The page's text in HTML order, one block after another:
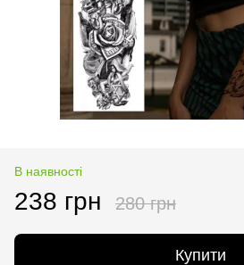
В наявності
238 грн 280 грн
Купити